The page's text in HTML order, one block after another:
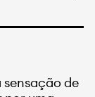
de